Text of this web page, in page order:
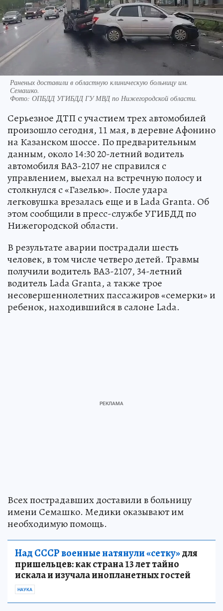
Раненых доставили в областную клиническую больницу им.
Семашко.
Фото: ОПБДД УГИБДД ГУ МВД по Нижегородской области.
Серьезное ДТП с участием трех автомобилей
произошло сегодня, 11 мая, в деревне Афонино
на Казанском шоссе. По предварительным
данным, около 14:30 20-летний водитель
автомобиля ВАЗ-2107 не справился с
управлением, выехал на встречную полосу и
столкнулся с «Газелью». После удара
легковушка врезалась еще и в Lada Granta. Об
этом сообщили в пресс-службе УГИБДД по
Нижегородской области.
В результате аварии пострадали шесть
человек, в том числе четверо детей. Травмы
получили водитель ВАЗ-2107, 34-летний
водитель Lada Granta, а также трое
несовершеннолетних пассажиров «семерки» и
ребенок, находившийся в салоне Lada.
Всех пострадавших доставили в больницу
имени Семашко. Медики оказывают им
необходимую помощь.
Над СССР военные натянули «сетку»для
пришельцев: как страна 13 лет тайно
искала и изучала инопланетных гостей
НАУКА